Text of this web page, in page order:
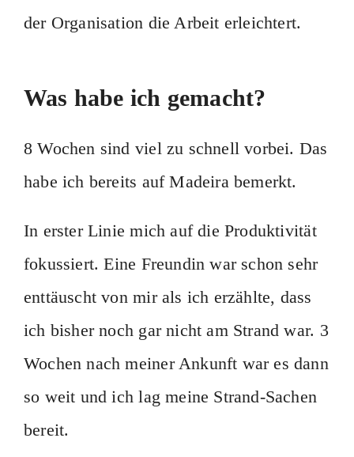
der Organisation die Arbeit erleichtert.
Was habe ich gemacht?
8 Wochen sind viel zu schnell vorbei. Das
habe ich bereits auf Madeira bemerkt.
In erster Linie mich auf die Produktivität
fokussiert. Eine Freundin war schon sehr
enttäuscht von mir als ich erzählte, dass
ich bisher noch gar nicht am Strand war. 3
Wochen nach meiner Ankunft war es dann
so weit und ich lag meine Strand-Sachen
bereit.